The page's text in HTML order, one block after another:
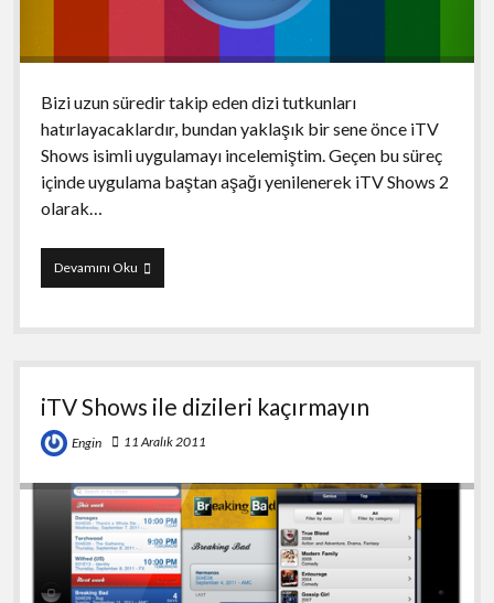
Bizi uzun süredir takip eden dizi tutkunları
hatırlayacaklardır, bundan yaklaşık bir sene önce iTV
Shows isimli uygulamayı incelemiştim. Geçen bu süreç
içinde uygulama baştan aşağı yenilenerek iTV Shows 2
olarak…
Devamını OkuiTV
Shows
iTV Shows ile dizileri kaçırmayın
Engin 11 Aralık 2011